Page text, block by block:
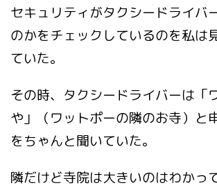
セキュリティがタクシードライバ
のかをチェックしているのを私は
ていた。
その時、タクシードライバーは「
や」（ワットポーの隣のお寺）と
をちゃんと聞いていた。
隣だけど寺院は大きいのはわかっ